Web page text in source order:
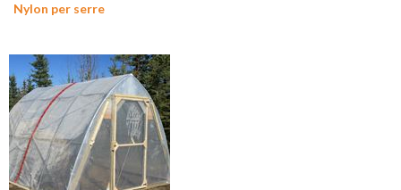
Nylon per serre